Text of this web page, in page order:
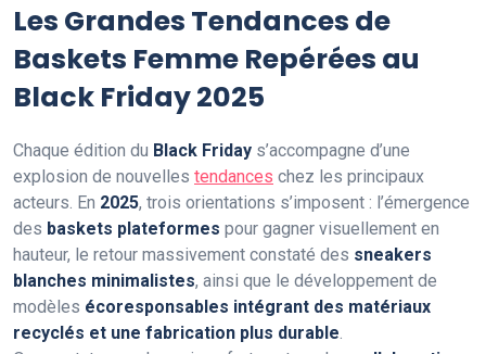
Les Grandes Tendances de
Baskets Femme Repérées au
Black Friday 2025
Chaque édition du Black Friday s’accompagne d’une
explosion de nouvelles tendances chez les principaux
acteurs. En 2025, trois orientations s’imposent : l’émergence
des baskets plateformes pour gagner visuellement en
hauteur, le retour massivement constaté des sneakers
blanches minimalistes, ainsi que le développement de
modèles écoresponsables intégrant des matériaux
recyclés et une fabrication plus durable